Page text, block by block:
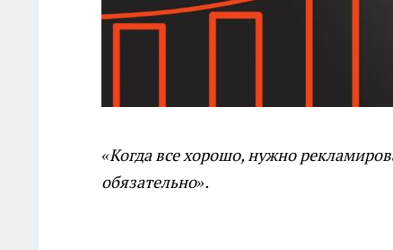
«Когда все хорошо, нужно
обязательно».